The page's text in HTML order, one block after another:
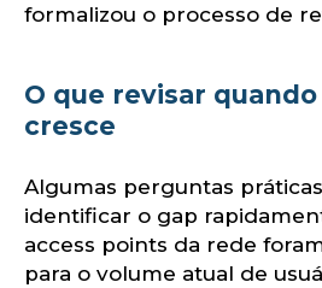
formalizou o processo de
O que revisar
cresce
Algumas perguntas
identificar o gap
access points da rede
para o volume atual de